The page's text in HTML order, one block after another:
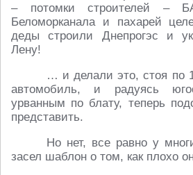
– потомки строителей –
Беломорканала и пахарей
деды строили Днепрогэс и
Лену!
… и делали это, стоя по
автомобиль, и радуясь
урванным по блату, теперь
представить.
Но нет, все равно у
засел шаблон о том, как плохо